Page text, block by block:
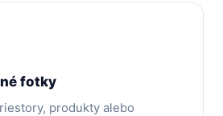
fotky
produkty alebo